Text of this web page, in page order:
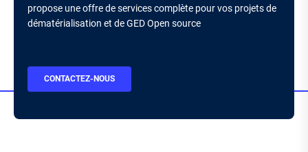
propose une offre de services complète pour vos projets de
dématérialisation et de GED Open source
BOUTON
CONTACTEZ-NOUS